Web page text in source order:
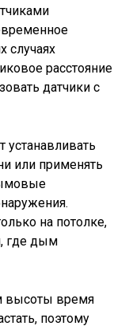
случаях
расстояние
датчики с
или применять
на потолке,
где дым
высоты время
поэтому